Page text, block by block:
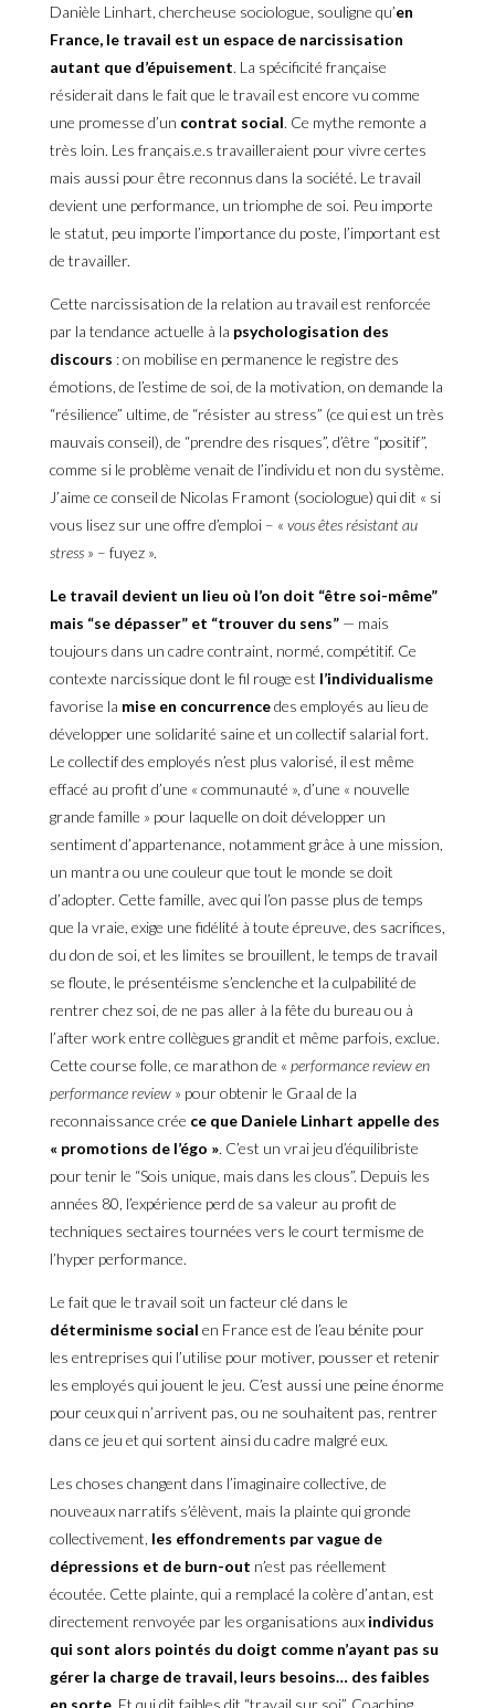
Danièle Linhart, chercheuse sociologue, souligne qu’en
France, le travail est un espace de narcissisation
autant que d’épuisement. La spécificité française
résiderait dans le fait que le travail est encore vu comme
une promesse d’un contrat social. Ce mythe remonte a
très loin. Les français.e.s travailleraient pour vivre certes
mais aussi pour être reconnus dans la société. Le travail
devient une performance, un triomphe de soi. Peu importe
le statut, peu importe l’importance du poste, l’important est
de travailler.
Cette narcissisation de la relation au travail est renforcée
par la tendance actuelle à la psychologisation des
discours : on mobilise en permanence le registre des
émotions, de l’estime de soi, de la motivation, on demande la
“résilience” ultime, de “résister au stress” (ce qui est un très
mauvais conseil), de “prendre des risques”, d’être “positif”,
comme si le problème venait de l’individu et non du système.
J’aime ce conseil de Nicolas Framont (sociologue) qui dit « si
vous lisez sur une offre d’emploi – « vous êtes résistant au
stress» – fuyez ».
Le travail devient un lieu où l’on doit “être soi-même”
mais “se dépasser” et “trouver du sens”— mais
toujours dans un cadre contraint, normé, compétitif. Ce
contexte narcissique dont le fil rouge est l’individualisme
favorise la mise en concurrencedes employés au lieu de
développer une solidarité saine et un collectif salarial fort.
Le collectif des employés n’est plus valorisé, il est même
effacé au profit d’une « communauté », d’une « nouvelle
grande famille » pour laquelle on doit développer un
sentiment d’appartenance, notamment grâce à une mission,
un mantra ou une couleur que tout le monde se doit
d’adopter. Cette famille, avec qui l’on passe plus de temps
que la vraie, exige une fidélité à toute épreuve, des sacrifices,
du don de soi, et les limites se brouillent, le temps de travail
se floute, le présentéisme s’enclenche et la culpabilité de
rentrer chez soi, de ne pas aller à la fête du bureau ou à
l’after work entre collègues grandit et même parfois, exclue.
Cette course folle, ce marathon de « performance review en
performance review» pour obtenir le Graal de la
reconnaissance crée ce que Daniele Linhart appelle des
« promotions de l’égo ». C’est un vrai jeu d’équilibriste
pour tenir le “Sois unique, mais dans les clous”. Depuis les
années 80, l’expérience perd de sa valeur au profit de
techniques sectaires tournées vers le court termisme de
l’hyper performance.
Le fait que le travail soit un facteur clé dans le
déterminisme social en France est de l’eau bénite pour
les entreprises qui l’utilise pour motiver, pousser et retenir
les employés qui jouent le jeu. C’est aussi une peine énorme
pour ceux qui n’arrivent pas, ou ne souhaitent pas, rentrer
dans ce jeu et qui sortent ainsi du cadre malgré eux.
Les choses changent dans l’imaginaire collective, de
nouveaux narratifs s’élèvent, mais la plainte qui gronde
collectivement, les effondrements par vague de
dépressions et de burn-out n’est pas réellement
écoutée. Cette plainte, qui a remplacé la colère d’antan, est
directement renvoyée par les organisations aux individus
qui sont alors pointés du doigt comme n’ayant pas su
gérer la charge de travail, leurs besoins… des faibles
en sorte. Et qui dit faibles dit “travail sur soi”. Coaching,